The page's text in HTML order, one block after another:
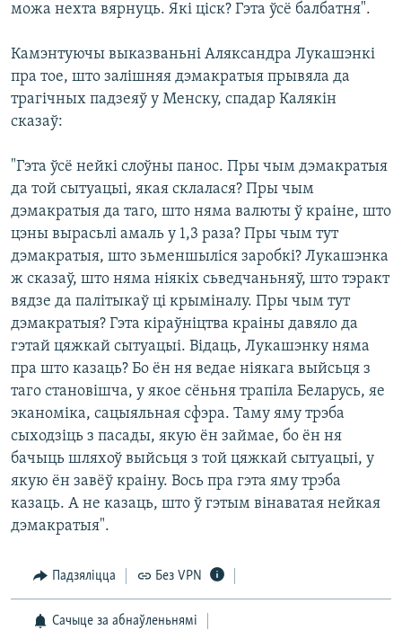
можа нехта вярнуць. Які ціск? Гэта ўсё балбатня".
Камэнтуючы выказваньні Аляксандра Лукашэнкі
пра тое, што залішняя дэмакратыя прывяла да
трагічных падзеяў у Менску, спадар Калякін
сказаў:
"Гэта ўсё нейкі слоўны панос. Пры чым дэмакратыя
да той сытуацыі, якая склалася? Пры чым
дэмакратыя да таго, што няма валюты ў краіне, што
цэны вырасьлі амаль у 1,3 раза? Пры чым тут
дэмакратыя, што зьменшыліся заробкі? Лукашэнка
ж сказаў, што няма ніякіх сьведчаньняў, што тэракт
вядзе да палітыкаў ці крыміналу. Пры чым тут
дэмакратыя? Гэта кіраўніцтва краіны давяло да
гэтай цяжкай сытуацыі. Відаць, Лукашэнку няма
пра што казаць? Бо ён ня ведае ніякага выйсьця з
таго становішча, у якое сёньня трапіла Беларусь, яе
эканоміка, сацыяльная сфэра. Таму яму трэба
сыходзіць з пасады, якую ён займае, бо ён ня
бачыць шляхоў выйсьця з той цяжкай сытуацыі, у
якую ён завёў краіну. Вось пра гэта яму трэба
казаць. А не казаць, што ў гэтым вінаватая нейкая
дэмакратыя".
Падзяліцца Без VPN
Сачыце за абнаўленьнямі